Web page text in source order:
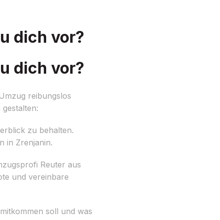
dich vor?
dich vor?
reibungslos
zu behalten.
in Zrenjanin.
Reuter aus
und vereinbare
soll und was